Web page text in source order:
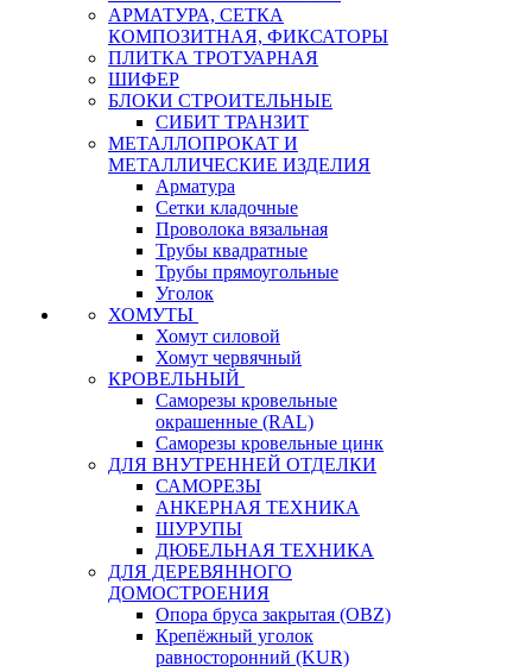
АРМАТУРА, СЕТКА
КОМПОЗИТНАЯ, ФИКСАТОРЫ
ПЛИТКА ТРОТУАРНАЯ
ШИФЕР
БЛОКИ СТРОИТЕЛЬНЫЕ
СИБИТ ТРАНЗИТ
МЕТАЛЛОПРОКАТ И
МЕТАЛЛИЧЕСКИЕ ИЗДЕЛИЯ
Арматура
Сетки кладочные
Проволока вязальная
Трубы квадратные
Трубы прямоугольные
Уголок
ХОМУТЫ
Хомут силовой
Хомут червячный
КРОВЕЛЬНЫЙ
Саморезы кровельные
окрашенные (RAL)
Саморезы кровельные цинк
ДЛЯ ВНУТРЕННЕЙ ОТДЕЛКИ
САМОРЕЗЫ
АНКЕРНАЯ ТЕХНИКА
ШУРУПЫ
ДЮБЕЛЬНАЯ ТЕХНИКА
ДЛЯ ДЕРЕВЯННОГО
ДОМОСТРОЕНИЯ
Опора бруса закрытая (OBZ)
Крепёжный уголок
равносторонний (KUR)